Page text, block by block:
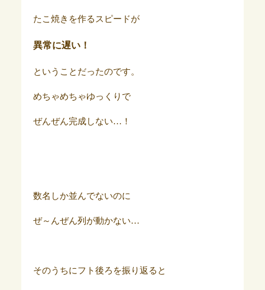
たこ焼きを作るスピードが
異常に遅い！
ということだったのです。
めちゃめちゃゆっくりで
ぜんぜん完成しない…！
数名しか並んでないのに
ぜ～んぜん列が動かない…
そのうちにフト後ろを振り返ると